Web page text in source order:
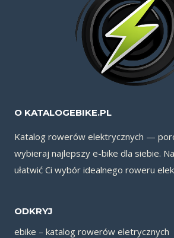
O KATALOGEBIKE.PL
Katalog rowerów elektrycznych —
wybieraj najlepszy e-bike dla siebie.
ułatwić Ci wybór idealnego roweru
ODKRYJ
ebike – katalog rowerów eletrycznych